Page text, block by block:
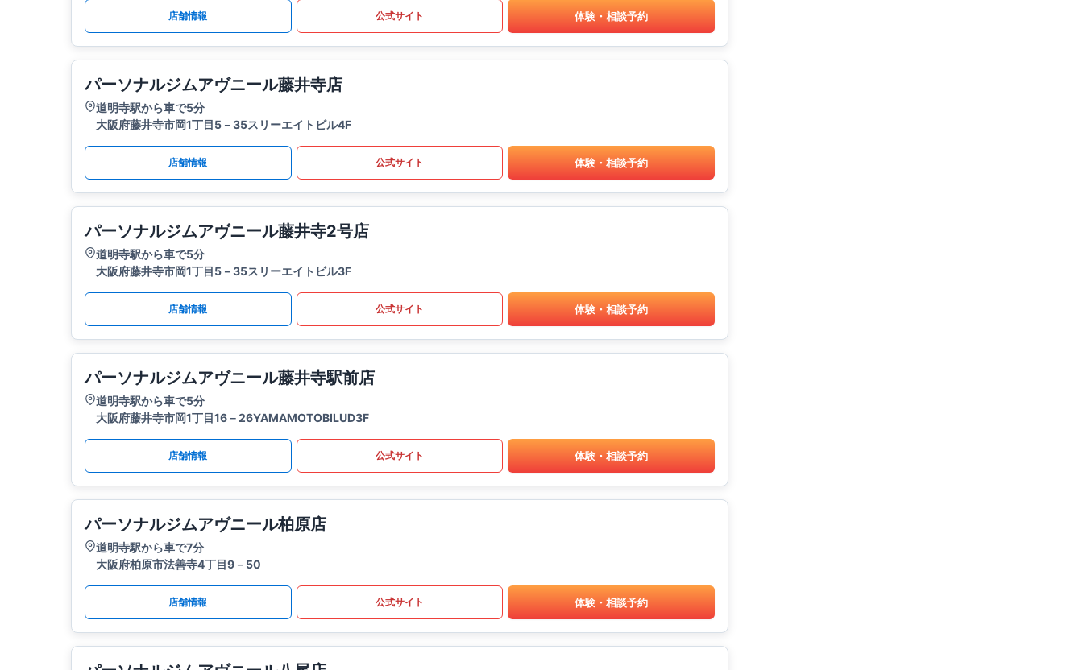
店舗情報 公式サイト 体験・相談予約
パーソナルジムアヴニール藤井寺店
道明寺駅から車で5分
大阪府藤井寺市岡1丁目5－35スリーエイトビル4F
店舗情報 公式サイト 体験・相談予約
パーソナルジムアヴニール藤井寺2号店
道明寺駅から車で5分
大阪府藤井寺市岡1丁目5－35スリーエイトビル3F
店舗情報 公式サイト 体験・相談予約
パーソナルジムアヴニール藤井寺駅前店
道明寺駅から車で5分
大阪府藤井寺市岡1丁目16－26YAMAMOTOBILUD3F
店舗情報 公式サイト 体験・相談予約
パーソナルジムアヴニール柏原店
道明寺駅から車で7分
大阪府柏原市法善寺4丁目9－50
店舗情報 公式サイト 体験・相談予約